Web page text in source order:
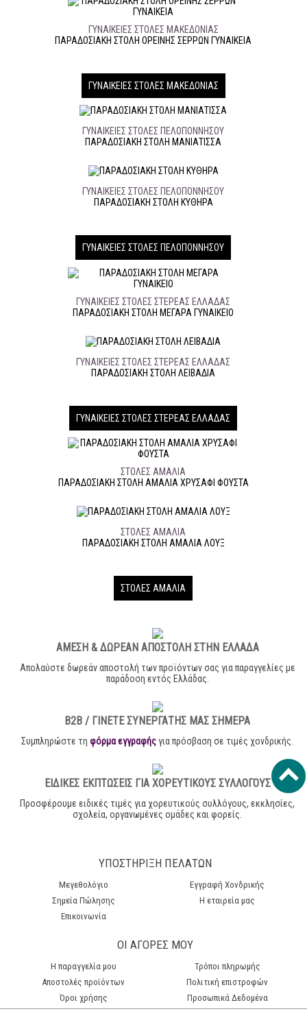
ΓΥΝΑΙΚΕΊΕΣ ΣΤΟΛΈΣ ΜΑΚΕΔΟΝΊΑΣ
ΠΑΡΑΔΟΣΙΑΚΉ ΣΤΟΛΉ ΟΡΕΙΝΉΣ ΣΕΡΡΏΝ ΓΥΝΑΙΚΕΊΑ
ΓΥΝΑΙΚΕΊΕΣ ΣΤΟΛΈΣ ΜΑΚΕΔΟΝΊΑΣ
ΓΥΝΑΙΚΕΊΕΣ ΣΤΟΛΈΣ ΠΕΛΟΠΌΝΝΗΣΟΥ
ΠΑΡΑΔΟΣΙΑΚΉ ΣΤΟΛΉ ΜΑΝΙΑΤΙΣΣΑ
ΓΥΝΑΙΚΕΊΕΣ ΣΤΟΛΈΣ ΠΕΛΟΠΌΝΝΗΣΟΥ
ΠΑΡΑΔΟΣΙΑΚΉ ΣΤΟΛΉ ΚΥΘΗΡΑ
ΓΥΝΑΙΚΕΊΕΣ ΣΤΟΛΈΣ ΠΕΛΟΠΌΝΝΗΣΟΥ
ΓΥΝΑΙΚΕΊΕΣ ΣΤΟΛΈΣ ΣΤΕΡΕΆΣ ΕΛΛΆΔΑΣ
ΠΑΡΑΔΟΣΙΑΚΉ ΣΤΟΛΉ ΜΕΓΑΡΑ ΓΥΝΑΙΚΕΙΟ
ΓΥΝΑΙΚΕΊΕΣ ΣΤΟΛΈΣ ΣΤΕΡΕΆΣ ΕΛΛΆΔΑΣ
ΠΑΡΑΔΟΣΙΑΚΉ ΣΤΟΛΉ ΛΕΙΒΑΔΙΑ
ΓΥΝΑΙΚΕΊΕΣ ΣΤΟΛΈΣ ΣΤΕΡΕΆΣ ΕΛΛΆΔΑΣ
ΣΤΟΛΈΣ ΑΜΑΛΊΑ
ΠΑΡΑΔΟΣΙΑΚΉ ΣΤΟΛΉ ΑΜΑΛΙΑ ΧΡΥΣΑΦΙ ΦΟΥΣΤΑ
ΣΤΟΛΈΣ ΑΜΑΛΊΑ
ΠΑΡΑΔΟΣΙΑΚΉ ΣΤΟΛΉ ΑΜΑΛΙΑ ΛΟΥΞ
ΣΤΟΛΈΣ ΑΜΑΛΊΑ
ΑΜΕΣΗ & ΔΩΡΕΑΝ ΑΠΟΣΤΟΛΗ ΣΤΗΝ ΕΛΛΑΔΑ
Απολαύστε δωρεάν αποστολή των προϊόντων σας για παραγγελίες με
παράδοση εντός Ελλάδας.
B2B / ΓΙΝΕΤΕ ΣΥΝΕΡΓΑΤΗΣ ΜΑΣ ΣΗΜΕΡΑ
Συμπληρώστε τηφόρμα εγγραφήςγια πρόσβαση σε τιμές χονδρικής.
ΕΙΔΙΚΕΣ ΕΚΠΤΩΣΕΙΣ ΓΙΑ ΧΟΡΕΥΤΙΚΟΥΣ ΣΥΛΛΟΓΟΥΣ
Προσφέρουμε ειδικές τιμές για χορευτικούς συλλόγους, εκκλησίες,
σχολεία, οργανωμένες ομάδες και φορείς.
ΥΠΟΣΤΗΡΙΞΗ ΠΕΛΑΤΩΝ
Μεγεθολόγιο
Εγγραφή Χονδρικής
Σημεία Πώλησης
Η εταιρεία μας
Επικοινωνία
ΟΙ ΑΓΟΡΕΣ ΜΟΥ
H παραγγελία μου
Τρόποι πληρωμής
Αποστολές προϊόντων
Πολιτική επιστροφών
Όροι χρήσης
Προσωπικά Δεδομένα